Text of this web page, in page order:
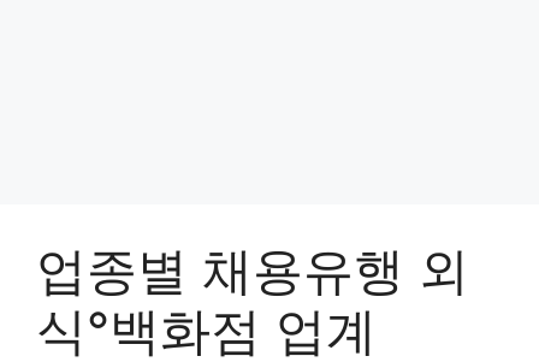
업종별 채용유행 외
식°백화점 업계